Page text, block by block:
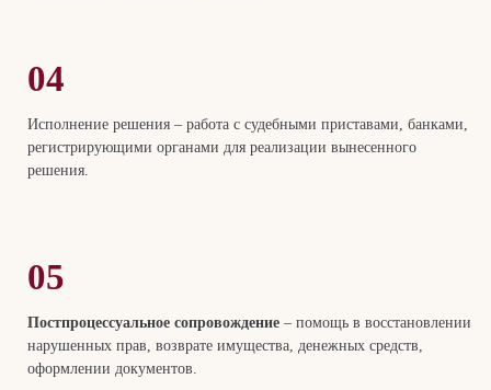
04
Исполнение решения – работа с судебными приставами, банками,
регистрирующими органами для реализации вынесенного
решения.
05
Постпроцессуальное сопровождение – помощь в восстановлении
нарушенных прав, возврате имущества, денежных средств,
оформлении документов.